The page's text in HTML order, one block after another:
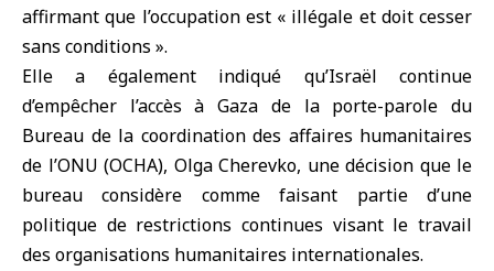
affirmant que l’occupation est « illégale et doit cesser
sans conditions ».
Elle a également indiqué qu’Israël continue
d’empêcher l’accès à Gaza de la porte-parole du
Bureau de la coordination des affaires humanitaires
de l’ONU (OCHA), Olga Cherevko, une décision que le
bureau considère comme faisant partie d’une
politique de restrictions continues visant le travail
des organisations humanitaires internationales.